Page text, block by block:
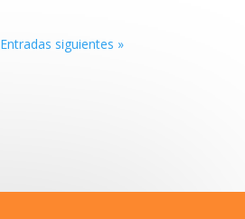
Entradas siguientes »